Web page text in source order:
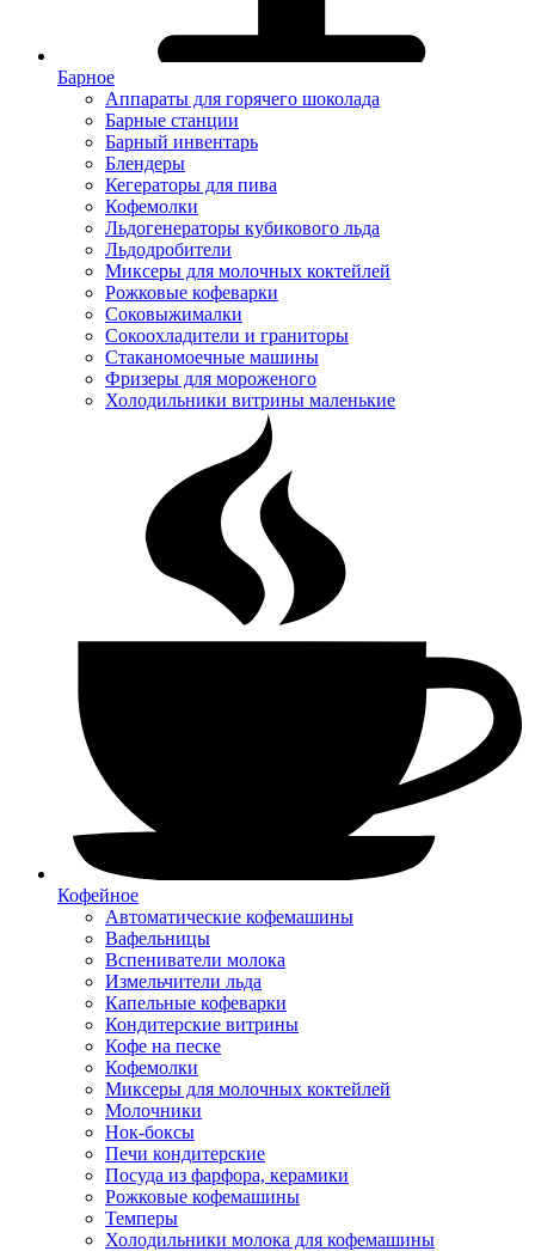
Барное
Аппараты для горячего шоколада
Барные станции
Барный инвентарь
Блендеры
Кегераторы для пива
Кофемолки
Льдогенераторы кубикового льда
Льдодробители
Миксеры для молочных коктейлей
Рожковые кофеварки
Соковыжималки
Сокоохладители и граниторы
Стаканомоечные машины
Фризеры для мороженого
Холодильники витрины маленькие
Кофейное
Автоматические кофемашины
Вафельницы
Вспениватели молока
Измельчители льда
Капельные кофеварки
Кондитерские витрины
Кофе на песке
Кофемолки
Миксеры для молочных коктейлей
Молочники
Нок-боксы
Печи кондитерские
Посуда из фарфора, керамики
Рожковые кофемашины
Темперы
Холодильники молока для кофемашины